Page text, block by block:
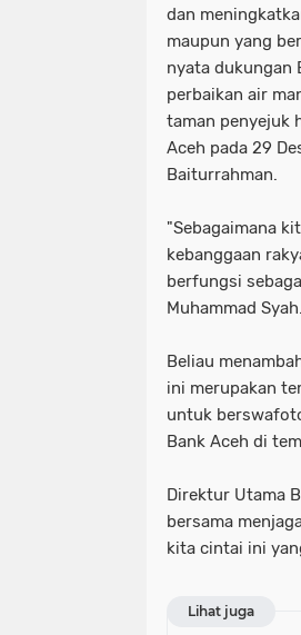
dan
maupun yang
nyata dukungan
perbaikan air
taman penyejuk
Aceh pada 29
Baiturrahman.
"Sebagaimana
kebanggaan
berfungsi
Muhammad Syah.
Beliau
ini merupakan
untuk
Bank Aceh di
Direktur Utama
bersama
kita cintai ini
Lihat juga